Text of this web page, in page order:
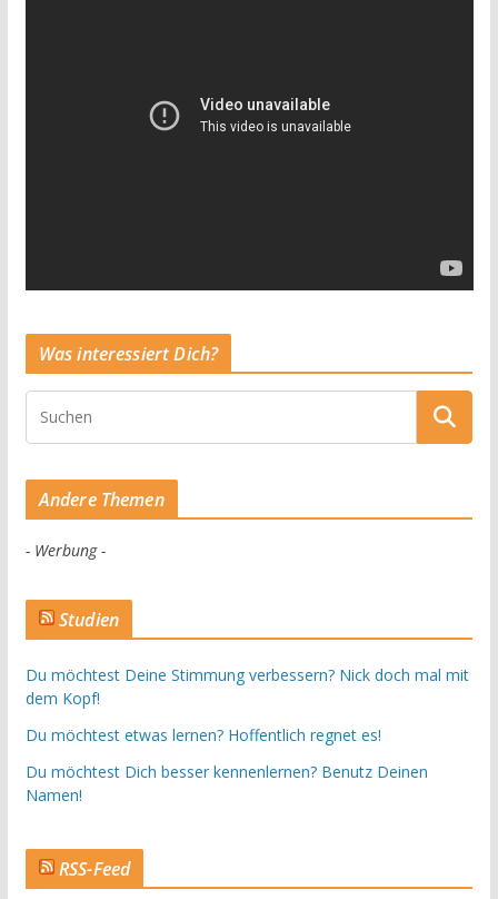
Was interessiert Dich?
Andere Themen
- Werbung -
Studien
Du möchtest Deine Stimmung verbessern? Nick doch mal mit
dem Kopf!
Du möchtest etwas lernen? Hoffentlich regnet es!
Du möchtest Dich besser kennenlernen? Benutz Deinen
Namen!
RSS-Feed